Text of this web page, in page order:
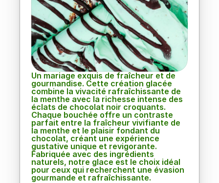
Fraîcheur pétillante, gourmandise
chocolatée
Un mariage exquis de fraîcheur et de
gourmandise. Cette création glacée
combine la vivacité rafraîchissante de
la menthe avec la richesse intense des
éclats de chocolat noir croquants.
Chaque bouchée offre un contraste
parfait entre la fraîcheur vivifiante de
la menthe et le plaisir fondant du
chocolat, créant une expérience
gustative unique et revigorante.
Fabriquée avec des ingrédients
naturels, notre glace est le choix idéal
pour ceux qui recherchent une évasion
gourmande et rafraîchissante.